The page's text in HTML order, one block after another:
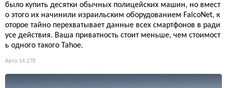
было купить десятки обычных полицейских машин, но вмест
о этого их начинили израильским оборудованием FalcoNet, к
оторое тайно перехватывает данные всех смартфонов в ради
усе действия. Ваша приватность стоит меньше, чем стоимост
ь одного такого Tahoe.
Авто 14 278